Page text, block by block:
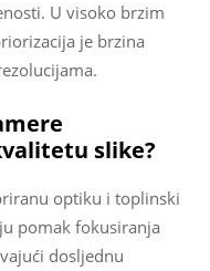
U visoko brzim
je brzina
slike?
optiku i toplinski
pomak fokusiranja
dosljednu